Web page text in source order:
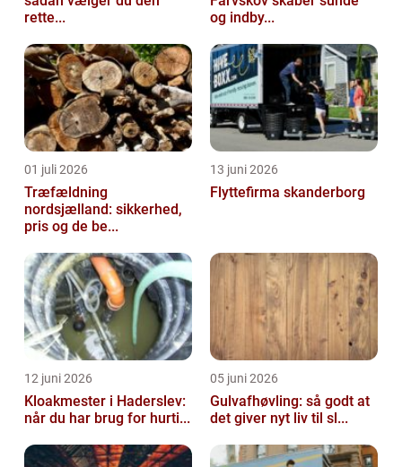
rette...
og indby...
01 juli 2026
Træfældning
nordsjælland: sikkerhed,
pris og de be...
13 juni 2026
Flyttefirma skanderborg
12 juni 2026
Kloakmester i Haderslev:
når du har brug for hurti...
05 juni 2026
Gulvafhøvling: så godt at
det giver nyt liv til sl...